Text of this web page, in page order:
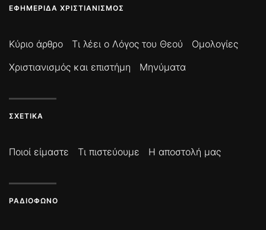
ΕΦΗΜΕΡΊΔΑ ΧΡΙΣΤΙΑΝΙΣΜΌΣ
Κύριο άρθρο Τι λέει ο Λόγος του Θεού
Ομολογίες
Χριστιανισμός και επιστήμη
Μηνύματα
ΣΧΕΤΙΚΆ
Ποιοί είμαστε Τι πιστεύουμε Η αποστολή μας
ΡΑΔΙΌΦΩΝΟ